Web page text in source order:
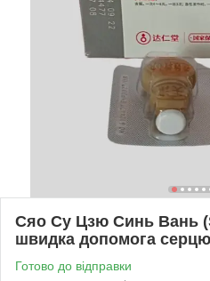
Сяо Су Цзю Синь Вань
швидка допомога серцю
Готово до відправки